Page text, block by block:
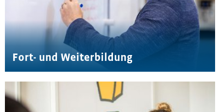
Fort- und Weiterbildung